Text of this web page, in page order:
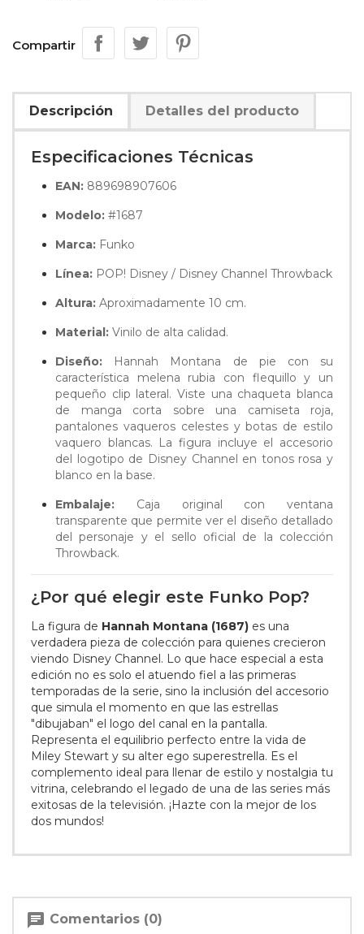
Compartir
Descripción Detalles del producto
Especificaciones Técnicas
EAN: 889698907606
Modelo: #1687
Marca: Funko
Línea: POP! Disney / Disney Channel Throwback
Altura: Aproximadamente 10 cm.
Material: Vinilo de alta calidad.
Diseño: Hannah Montana de pie con su
característica melena rubia con flequillo y un
pequeño clip lateral. Viste una chaqueta blanca
de manga corta sobre una camiseta roja,
pantalones vaqueros celestes y botas de estilo
vaquero blancas. La figura incluye el accesorio
del logotipo de Disney Channel en tonos rosa y
blanco en la base.
Embalaje: Caja original con ventana
transparente que permite ver el diseño detallado
del personaje y el sello oficial de la colección
Throwback.
¿Por qué elegir este Funko Pop?
La figura de Hannah Montana (1687) es una
verdadera pieza de colección para quienes crecieron
viendo Disney Channel. Lo que hace especial a esta
edición no es solo el atuendo fiel a las primeras
temporadas de la serie, sino la inclusión del accesorio
que simula el momento en que las estrellas
"dibujaban" el logo del canal en la pantalla.
Representa el equilibrio perfecto entre la vida de
Miley Stewart y su alter ego superestrella. Es el
complemento ideal para llenar de estilo y nostalgia tu
vitrina, celebrando el legado de una de las series más
exitosas de la televisión. ¡Hazte con la mejor de los
dos mundos!
chat Comentarios (0)